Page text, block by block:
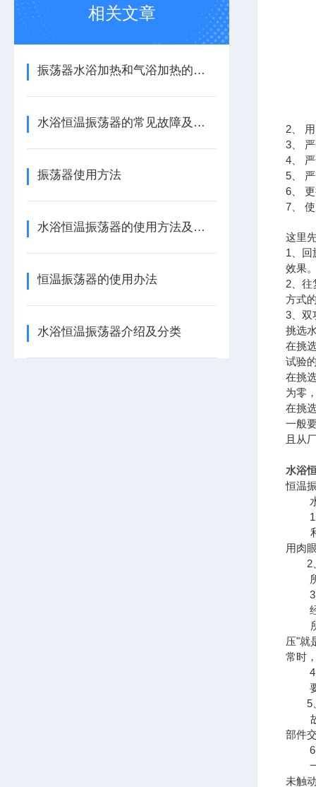
相关文章
振荡器水浴加热和气浴加热的区别
水浴恒温振荡器的常见故障及解决办法
振荡器使用方法
水浴恒温振荡器的使用方法及注意事项
恒温振荡器的使用办法
水浴恒温振荡器介绍及分类
2、
3、
4、
5、
6、
7、
这里
1、回
效果
2、往
方式
3、双
挑选
在挑
试验
在挑
为零
在挑
一般
且从
水浴
恒温
水
1
利用
用肉
2、
所谓
3、
经常
所
压"就
常时
4
要求
5、
故障
部件
6、
一般
未触